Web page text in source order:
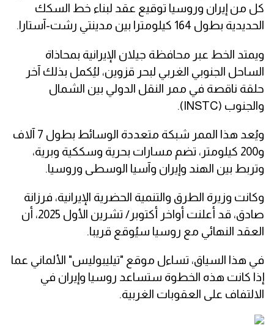
كل من إيران وروسيا توقيع عقد لبناء خط السكك
الحديدية بطول 164 كيلومترا بين مدينتي رشت-آستارا.
ويمتد الخط عبر محافظة جيلان الإيرانية بمحاذاة
الساحل الجنوبي الغربي لبحر قزوين، ليُكمل بذلك آخر
حلقة ناقصة في ممر النقل الدولي بين الشمال
والجنوب (INSTC).
ويُعد هذا الممر شبكة متعددة الوسائط بطول 7 آلاف
و200 كيلومتر، تضم مسارات بحرية وسككية وبرية،
وتربط بين الهند وإيران وآسيا الوسطى وروسيا.
وكانت وزيرة الطرق والتنمية الحضرية الإيرانية، فرزانة
صادق، قد أعلنت أواخر أكتوبر/ تشرين الأول 2025، أن
العقد النهائي مع روسيا سيُوقع قريبا.
في هذا السياق، تساءل موقع "تيليبوليس" الألماني عما
إذا كانت هذه الخطوة ستساعد روسيا وإيران في
الالتفاف على العقوبات الغربية.